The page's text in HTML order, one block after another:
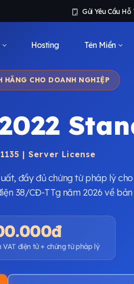
Gửi Yêu Cầu Hỗ
Hosting Tên Miền
HÃNG CHO DOANH NGHIỆP
| Server License
đầy đủ chứng từ pháp lý
38/CĐ-TTg năm 2026 về
điện tử + chứng từ pháp lý